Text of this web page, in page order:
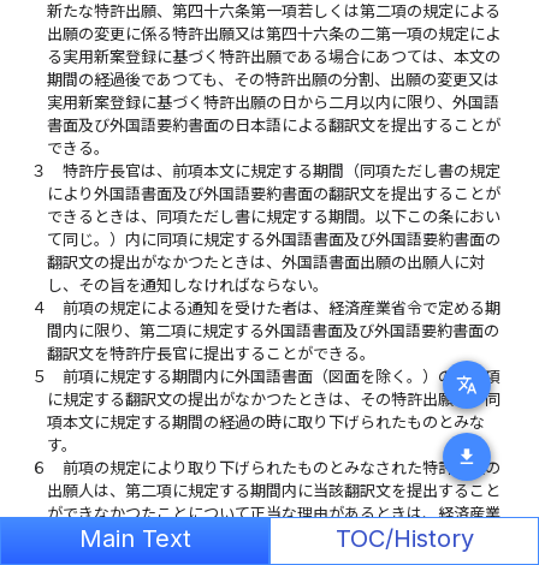
translate
download
新たな特許出願、第四十六条第一項若しくは第二項の規定による
出願の変更に係る特許出願又は第四十六条の二第一項の規定によ
る実用新案登録に基づく特許出願である場合にあつては、本文の
期間の経過後であつても、その特許出願の分割、出願の変更又は
実用新案登録に基づく特許出願の日から二月以内に限り、外国語
書面及び外国語要約書面の日本語による翻訳文を提出することが
できる。
３
特許庁長官は、前項本文に規定する期間（同項ただし書の規定
により外国語書面及び外国語要約書面の翻訳文を提出することが
できるときは、同項ただし書に規定する期間。以下この条におい
て同じ。）内に同項に規定する外国語書面及び外国語要約書面の
翻訳文の提出がなかつたときは、外国語書面出願の出願人に対
し、その旨を通知しなければならない。
４
前項の規定による通知を受けた者は、経済産業省令で定める期
間内に限り、第二項に規定する外国語書面及び外国語要約書面の
翻訳文を特許庁長官に提出することができる。
５
前項に規定する期間内に外国語書面（図面を除く。）の第二項
に規定する翻訳文の提出がなかつたときは、その特許出願は、同
項本文に規定する期間の経過の時に取り下げられたものとみな
す。
６
前項の規定により取り下げられたものとみなされた特許出願の
出願人は、第二項に規定する期間内に当該翻訳文を提出すること
ができなかつたことについて正当な理由があるときは、経済産業
省令で定める期間内に限り、第二項に規定する期間の経過後一年
以内に限り、同項に規定する外国語書面及び外国語要約書面の翻
Main Text TOC/History